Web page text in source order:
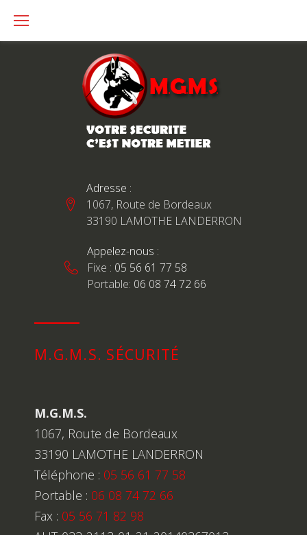
Adresse :
1067, Route de Bordeaux
33190 LAMOTHE LANDERRON
Appelez-nous :
Fixe : 05 56 61 77 58
Portable: 06 08 74 72 66
M.G.M.S. SÉCURITÉ
M.G.M.S.
1067, Route de Bordeaux
33190 LAMOTHE LANDERRON
Téléphone : 05 56 61 77 58
Portable : 06 08 74 72 66
Fax : 05 56 71 82 98